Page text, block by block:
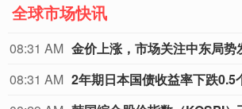
全球市场快讯
08:31 AM
08:31 AM 2年期日本国债收益率下跌0.5